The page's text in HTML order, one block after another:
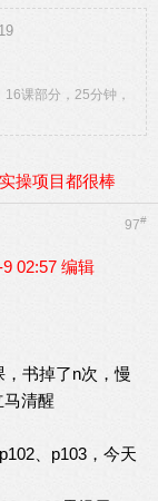
课部分，25分钟，
操项目都很棒
97#
02:57 编辑
，书掉了n次，慢
清醒
、p103，今天